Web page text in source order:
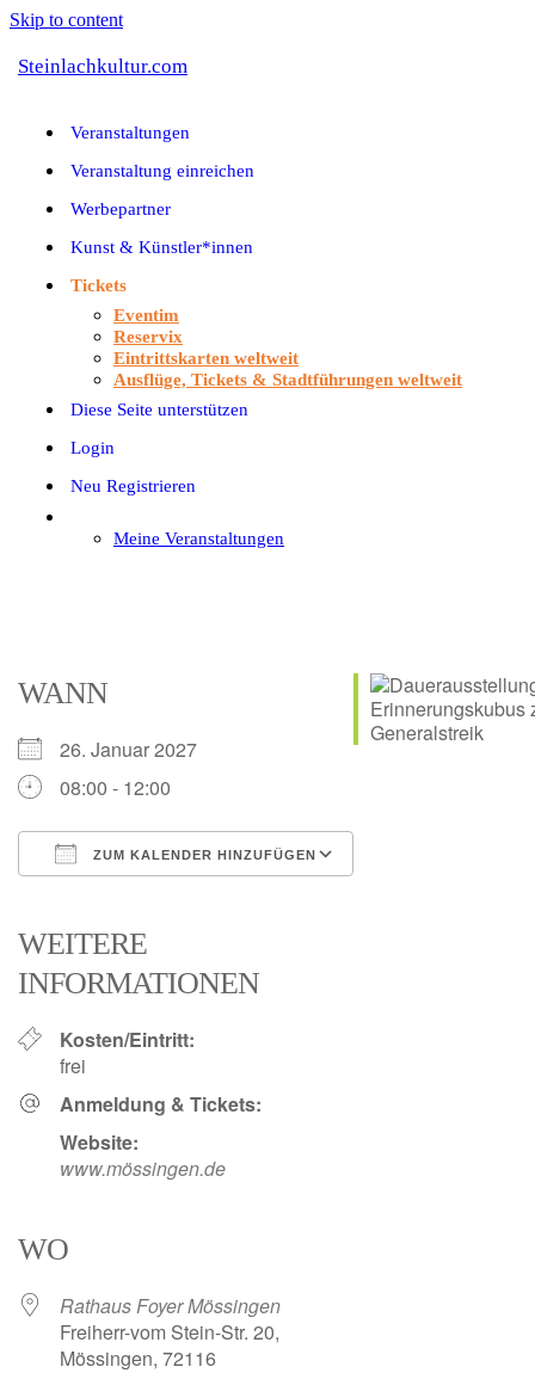
Skip to content
Steinlachkultur.com
Veranstaltungen
Veranstaltung einreichen
Werbepartner
Kunst & Künstler*innen
Tickets
Eventim
Reservix
Eintrittskarten weltweit
Ausflüge, Tickets & Stadtführungen weltweit
Diese Seite unterstützen
Login
Neu Registrieren
Meine Veranstaltungen
WANN
26. Januar 2027
08:00 - 12:00
ZUM KALENDER HINZUFÜGEN
WEITERE
INFORMATIONEN
Kosten/Eintritt:
frei
Anmeldung & Tickets:
Website:
www.mössingen.de
WO
Rathaus Foyer Mössingen
Freiherr-vom Stein-Str. 20,
Mössingen, 72116